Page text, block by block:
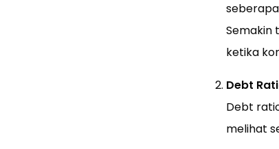
Semakin
ketika
Debt
Debt
melihat